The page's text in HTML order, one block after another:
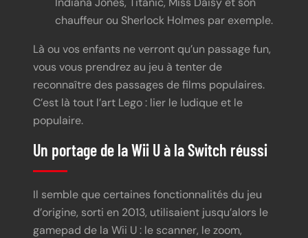
chauffeur ou Sherlock Holmes par exemple.
Là ou vos enfants ne verront qu’un passage fun,
vous vous prendrez au jeu à tenter de
reconnaître des passages de films populaires.
C’est là tout l’art Lego : lier le ludique et le
populaire.
Un portage de la Wii U à la Switch réussi
Il semble que certaines fonctionnalités du jeu
d’origine, sorti en 2013, utilisaient jusqu’alors le
gamepad de la Wii U : le scanner, le zoom,